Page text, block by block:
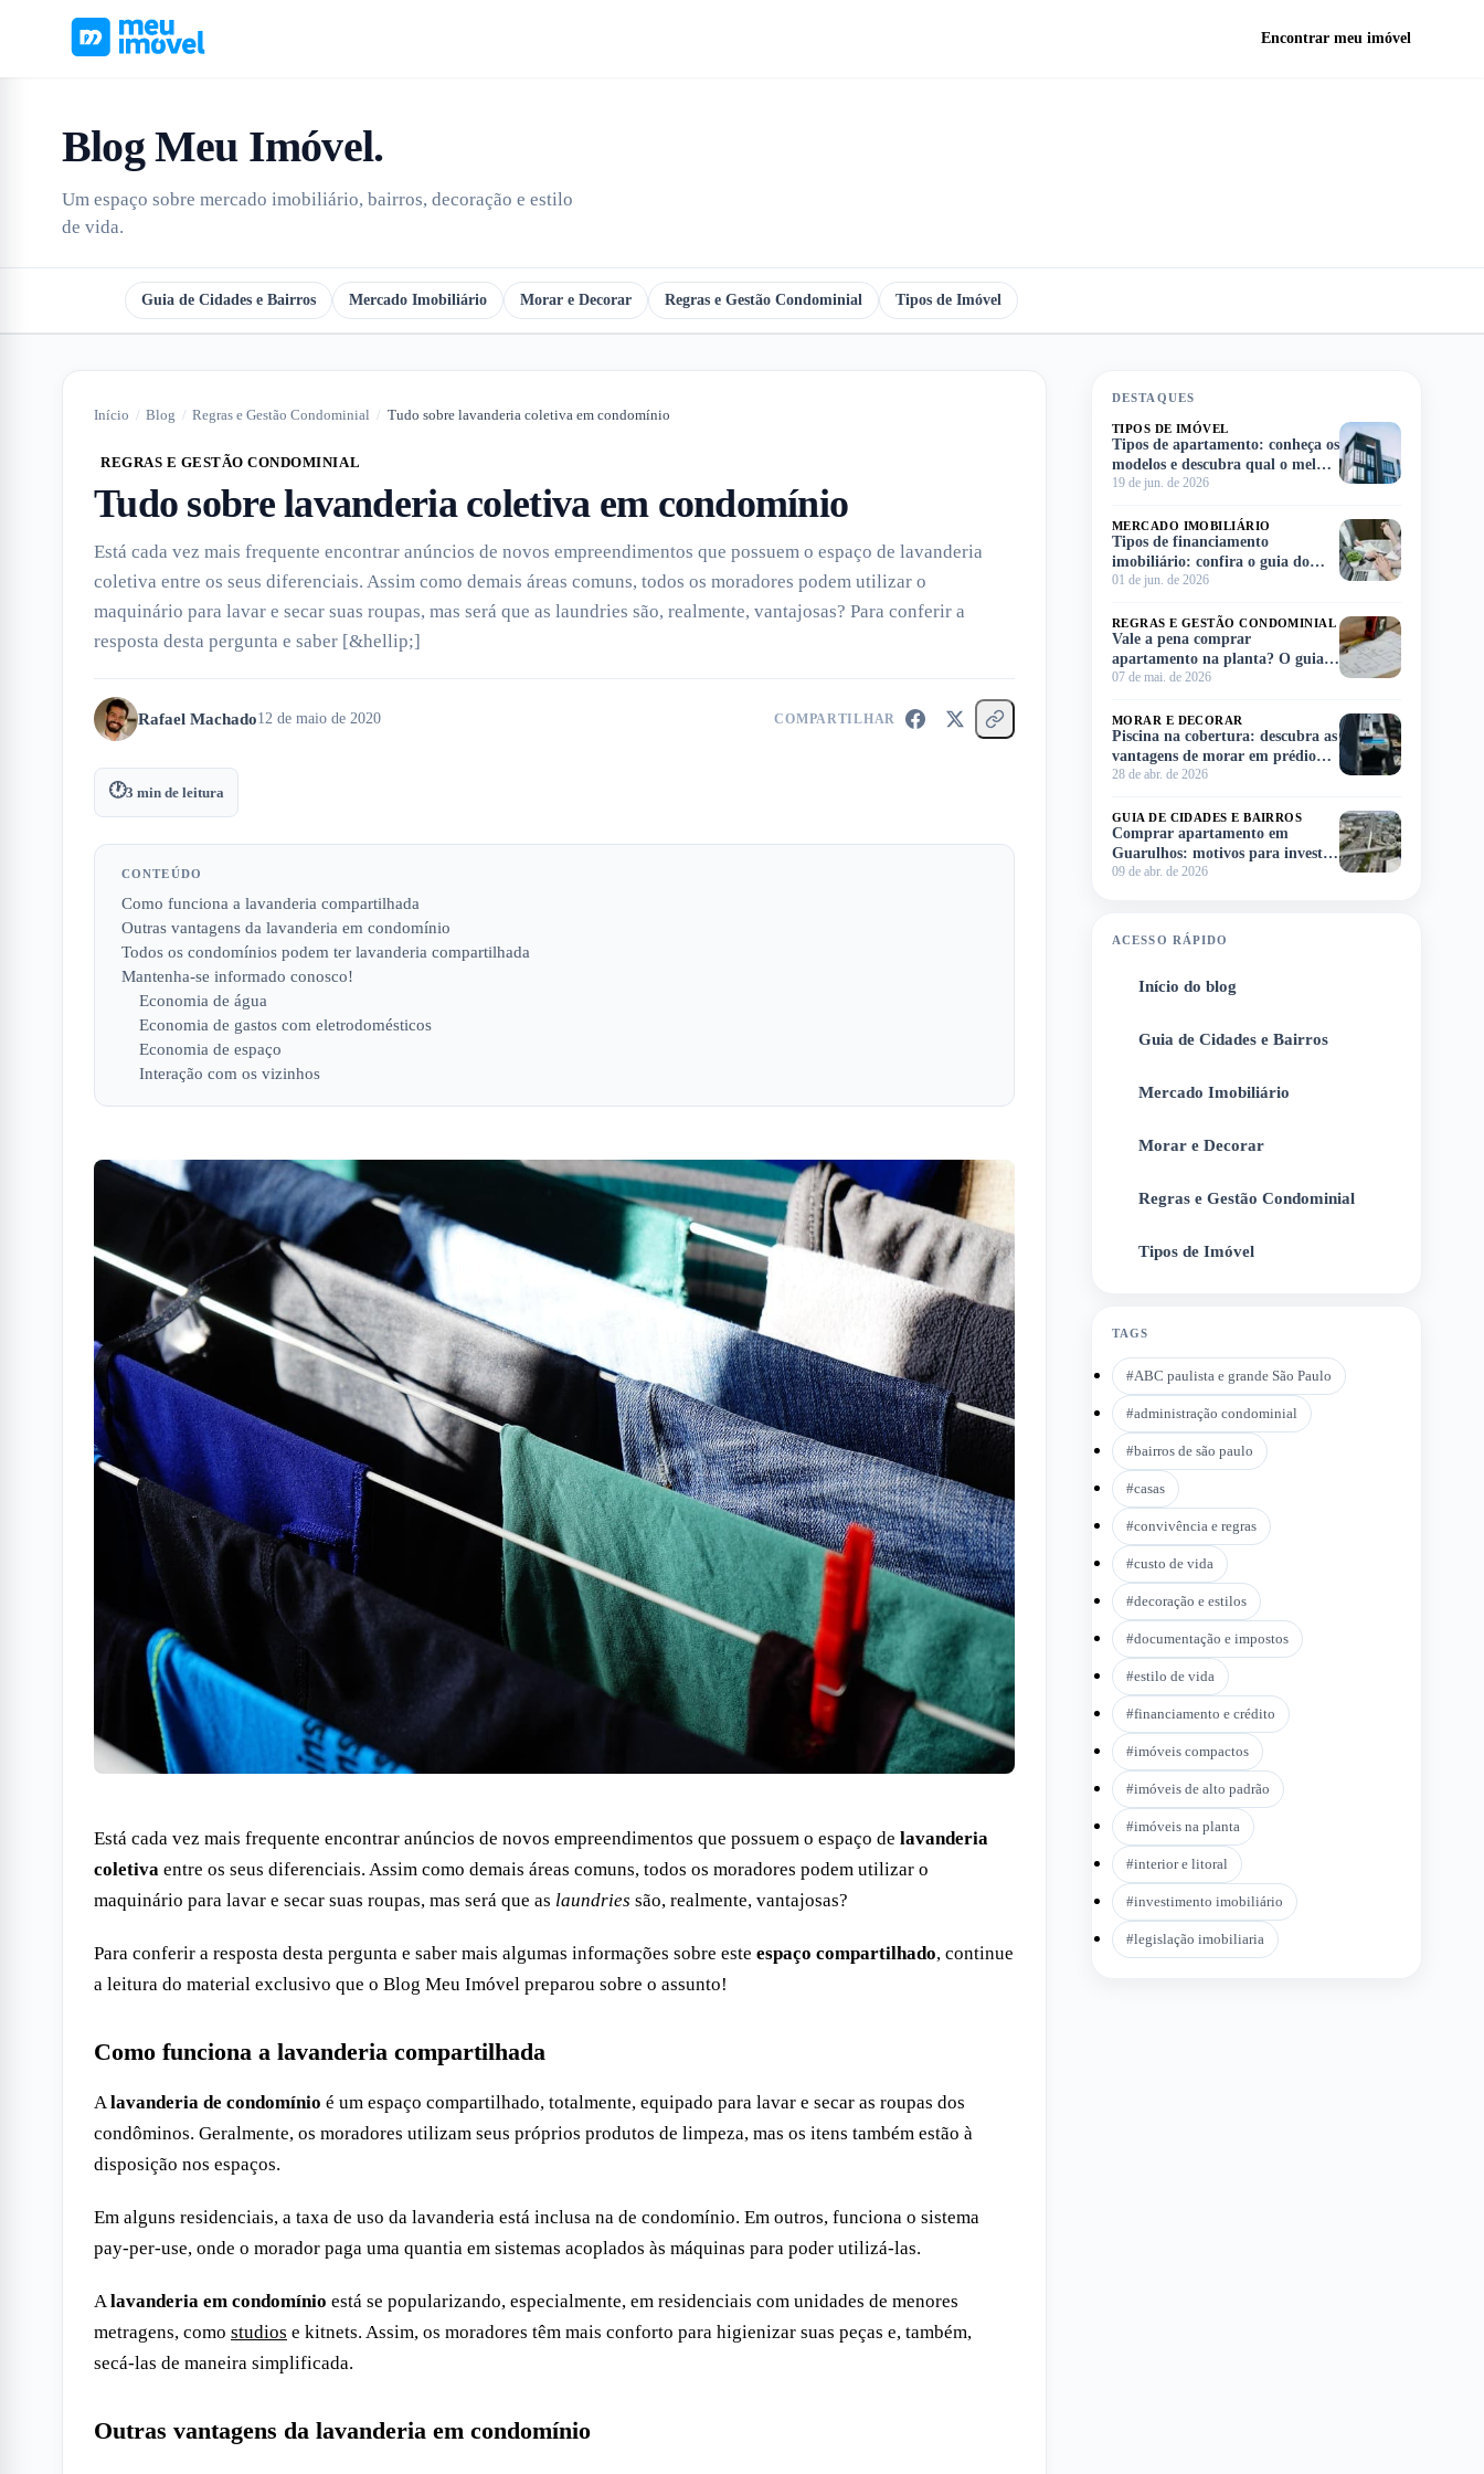
Encontrar meu imóvel
Blog Meu Imóvel.
Um espaço sobre mercado imobiliário, bairros, decoração e estilo
de vida.
Guia de Cidades e Bairros Mercado Imobiliário Morar e Decorar Regras e Gestão Condominial Tipos de Imóvel
Início / Blog / Regras e Gestão Condominial / Tudo sobre lavanderia coletiva em condomínio
REGRAS E GESTÃO CONDOMINIAL
Tudo sobre lavanderia coletiva em condomínio
Está cada vez mais frequente encontrar anúncios de novos empreendimentos que possuem o espaço de lavanderia
coletiva entre os seus diferenciais. Assim como demais áreas comuns, todos os moradores podem utilizar o
maquinário para lavar e secar suas roupas, mas será que as laundries são, realmente, vantajosas? Para conferir a
resposta desta pergunta e saber [&hellip;]
Rafael Machado12 de maio de 2020 COMPARTILHAR
🕐3 min de leitura
CONTEÚDO
Como funciona a lavanderia compartilhada
Outras vantagens da lavanderia em condomínio
Todos os condomínios podem ter lavanderia compartilhada
Mantenha-se informado conosco!
Economia de água
Economia de gastos com eletrodomésticos
Economia de espaço
Interação com os vizinhos
Está cada vez mais frequente encontrar anúncios de novos empreendimentos que possuem o espaço de lavanderia
coletiva entre os seus diferenciais. Assim como demais áreas comuns, todos os moradores podem utilizar o
maquinário para lavar e secar suas roupas, mas será que as laundries são, realmente, vantajosas?
Para conferir a resposta desta pergunta e saber mais algumas informações sobre este espaço compartilhado, continue
a leitura do material exclusivo que o Blog Meu Imóvel preparou sobre o assunto!
Como funciona a lavanderia compartilhada
A lavanderia de condomínio é um espaço compartilhado, totalmente, equipado para lavar e secar as roupas dos
condôminos. Geralmente, os moradores utilizam seus próprios produtos de limpeza, mas os itens também estão à
disposição nos espaços.
Em alguns residenciais, a taxa de uso da lavanderia está inclusa na de condomínio. Em outros, funciona o sistema
pay-per-use, onde o morador paga uma quantia em sistemas acoplados às máquinas para poder utilizá-las.
A lavanderia em condomínio está se popularizando, especialmente, em residenciais com unidades de menores
metragens, como studios e kitnets. Assim, os moradores têm mais conforto para higienizar suas peças e, também,
secá-las de maneira simplificada.
Outras vantagens da lavanderia em condomínio
DESTAQUES
TIPOS DE IMÓVEL
Tipos de apartamento: conheça os
modelos e descubra qual o melhor
para você
19 de jun. de 2026
MERCADO IMOBILIÁRIO
Tipos de financiamento
imobiliário: confira o guia do
Meu Imóvel e escolha o ideal para
01 de jun. de 2026
REGRAS E GESTÃO CONDOMINIAL
Vale a pena comprar
apartamento na planta? O guia
completo para você decidir sem
07 de mai. de 2026
MORAR E DECORAR
Piscina na cobertura: descubra as
vantagens de morar em prédio
com lazer no rooftop
28 de abr. de 2026
GUIA DE CIDADES E BAIRROS
Comprar apartamento em
Guarulhos: motivos para investir
na região
09 de abr. de 2026
ACESSO RÁPIDO
Início do blog
Guia de Cidades e Bairros
Mercado Imobiliário
Morar e Decorar
Regras e Gestão Condominial
Tipos de Imóvel
TAGS
#ABC paulista e grande São Paulo
#administração condominial
#bairros de são paulo
#casas
#convivência e regras
#custo de vida
#decoração e estilos
#documentação e impostos
#estilo de vida
#financiamento e crédito
#imóveis compactos
#imóveis de alto padrão
#imóveis na planta
#interior e litoral
#investimento imobiliário
#legislação imobiliaria